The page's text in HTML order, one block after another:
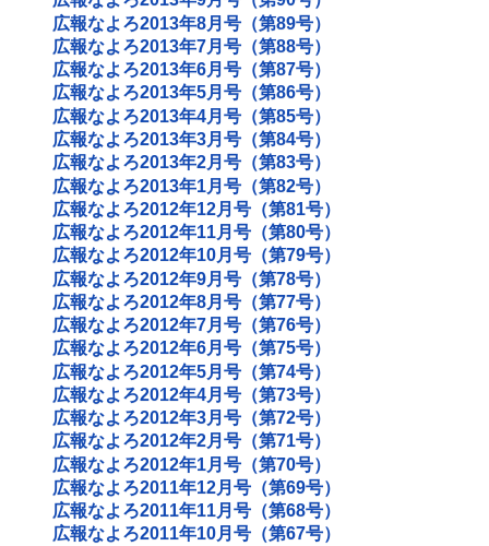
広報なよろ2013年8月号（第89号）
広報なよろ2013年7月号（第88号）
広報なよろ2013年6月号（第87号）
広報なよろ2013年5月号（第86号）
広報なよろ2013年4月号（第85号）
広報なよろ2013年3月号（第84号）
広報なよろ2013年2月号（第83号）
広報なよろ2013年1月号（第82号）
広報なよろ2012年12月号（第81号）
広報なよろ2012年11月号（第80号）
広報なよろ2012年10月号（第79号）
広報なよろ2012年9月号（第78号）
広報なよろ2012年8月号（第77号）
広報なよろ2012年7月号（第76号）
広報なよろ2012年6月号（第75号）
広報なよろ2012年5月号（第74号）
広報なよろ2012年4月号（第73号）
広報なよろ2012年3月号（第72号）
広報なよろ2012年2月号（第71号）
広報なよろ2012年1月号（第70号）
広報なよろ2011年12月号（第69号）
広報なよろ2011年11月号（第68号）
広報なよろ2011年10月号（第67号）